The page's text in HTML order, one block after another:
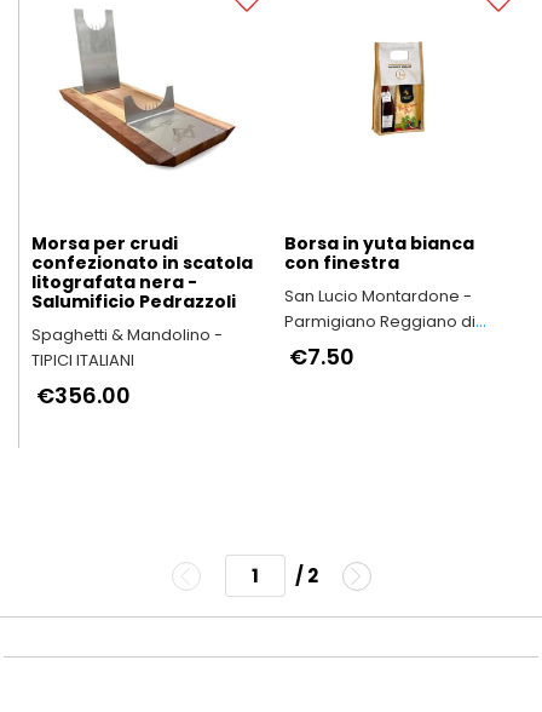
Morsa per crudi
confezionato in scatola
litografata nera -
Salumificio Pedrazzoli
Spaghetti & Mandolino -
TIPICI ITALIANI
€356.00
Borsa in yuta bianca
con finestra
San Lucio Montardone -
Parmigiano Reggiano di
Montagna
€7.50
/ 2